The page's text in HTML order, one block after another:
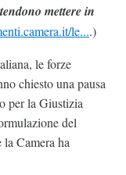
mettere in
le....)
le forze
chiesto una pausa
per la Giustizia
del
Camera ha